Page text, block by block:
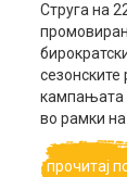
Струга на
кампањата
во рамки на
прочитај